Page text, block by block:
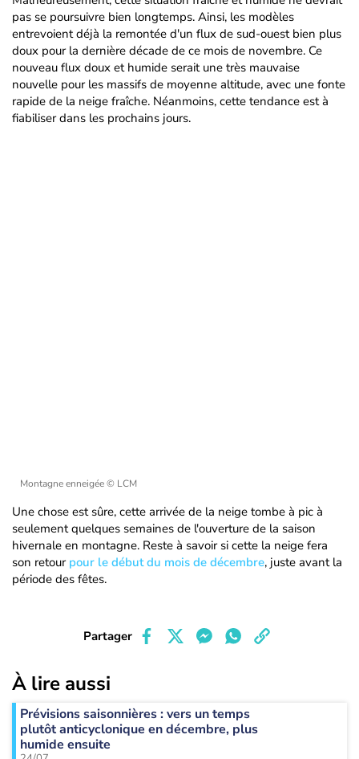
pas se poursuivre bien longtemps. Ainsi, les modèles
entrevoient déjà la remontée d'un flux de sud-ouest bien plus
doux pour la dernière décade de ce mois de novembre. Ce
nouveau flux doux et humide serait une très mauvaise
nouvelle pour les massifs de moyenne altitude, avec une fonte
rapide de la neige fraîche. Néanmoins, cette tendance est à
fiabiliser dans les prochains jours.
Montagne enneigée© LCM
Une chose est sûre, cette arrivée de la neige tombe à pic à
seulement quelques semaines de l'ouverture de la saison
hivernale en montagne. Reste à savoir si cette la neige fera
son retour pour le début du mois de décembre, juste avant la
période des fêtes.
Partager
À lire aussi
Prévisions saisonnières : vers un temps
plutôt anticyclonique en décembre, plus
humide ensuite